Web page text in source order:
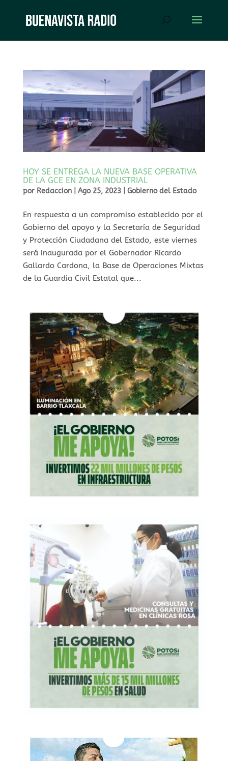
HOY SE ENTREGA LA NUEVA BASE OPERATIVA
DE LA GCE EN ZONA INDUSTRIAL
por Redaccion| Ago 25, 2023| Gobierno del Estado
En respuesta a un compromiso establecido por el
Gobierno del apoyo y la Secretaría de Seguridad
y Protección Ciudadana del Estado, este viernes
será inaugurada por el Gobernador Ricardo
Gallardo Cardona, la Base de Operaciones Mixtas
de la Guardia Civil Estatal que...